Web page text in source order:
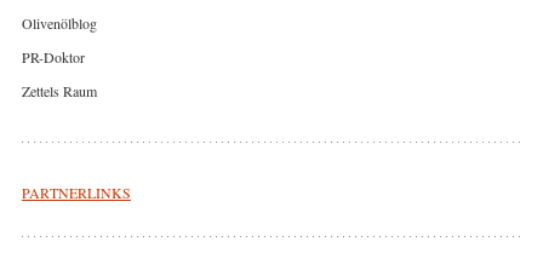
Olivenölblog
PR-Doktor
Zettels Raum
PARTNERLINKS